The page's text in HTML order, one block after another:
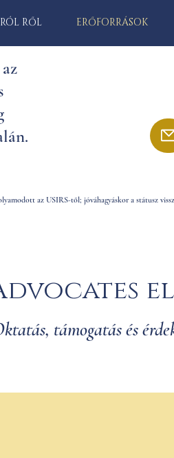
RÓL RŐL ERŐFORRÁSOK
az USIRS-től; jóváhagyáskor a státusz
támogatás és